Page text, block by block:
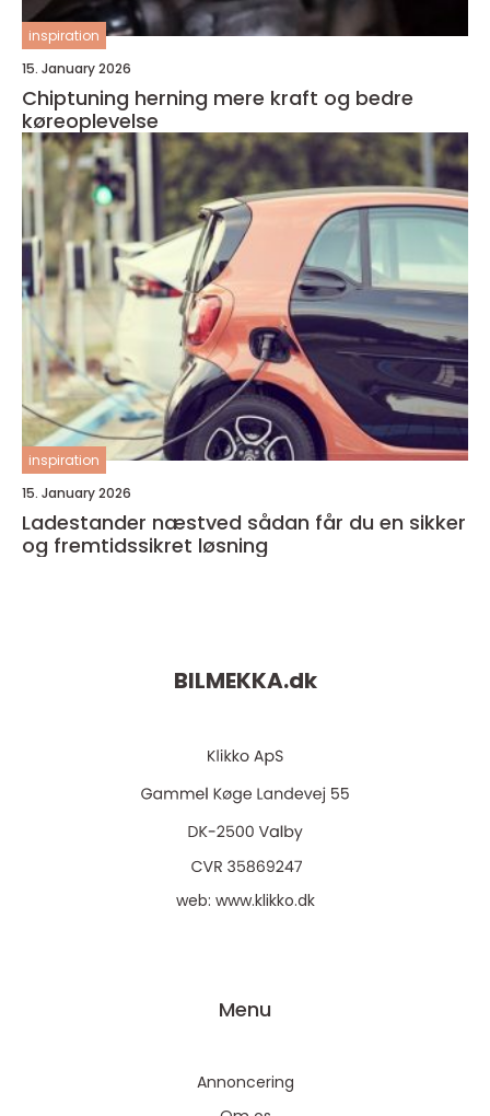
inspiration
15. January 2026
Chiptuning herning mere kraft og bedre
køreoplevelse
inspiration
15. January 2026
Ladestander næstved sådan får du en sikker
og fremtidssikret løsning
BILMEKKA.dk
web: www.klikko.dk
Menu
Annoncering